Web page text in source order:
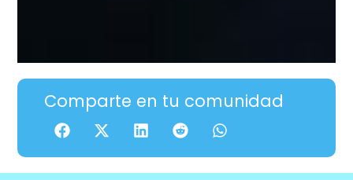
Comparte en tu comunidad